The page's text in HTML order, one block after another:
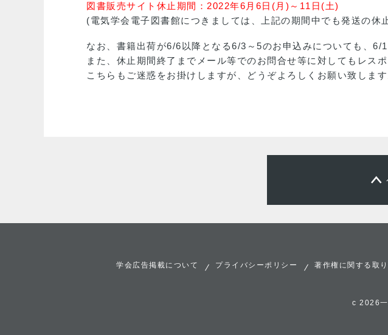
図書販売サイト休止期間：2022年6月6日(月)～11日(土)
(電気学会電子図書館につきましては、上記の期間中でも発送の休
なお、書籍出荷が6/6以降となる6/3～5のお申込みについても、6/
また、休止期間終了までメール等でのお問合せ等に対してもレスポ
こちらもご迷惑をお掛けしますが、どうぞよろしくお願い致します
学会広告掲載について プライバシーポリシー 著作権に関する取
c 2026一